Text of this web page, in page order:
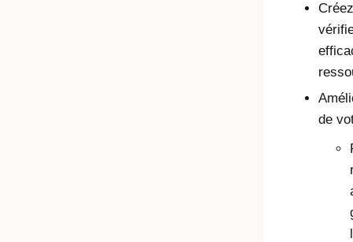
de